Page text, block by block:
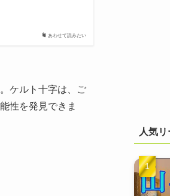
あわせて読みたい
ケルト十字は、ご
性を発見できま
人気